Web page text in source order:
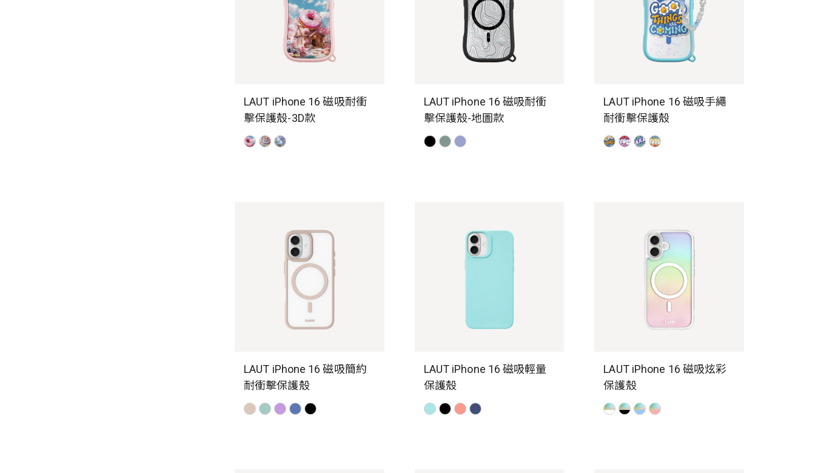
LAUT iPhone 16 磁吸耐衝
擊保護殼-3D款
LAUT iPhone 16 磁吸耐衝
擊保護殼-地圖款
LAUT iPhone 16 磁吸手繩
耐衝擊保護殼
LAUT iPhone 16 磁吸簡約
耐衝擊保護殼
LAUT iPhone 16 磁吸輕量
保護殼
LAUT iPhone 16 磁吸炫彩
保護殼